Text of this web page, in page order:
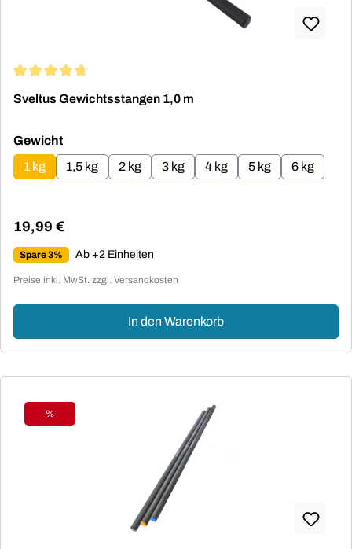
Sveltus Gewichtsstangen 1,0 m
Gewichtauswählen
1 kg
1,5 kg 2 kg 3 kg 4 kg 5 kg 6 kg
Regulärer Preis:
19,99 €
Spare 3% Ab +2 Einheiten
Preise inkl. MwSt. zzgl. Versandkosten
In den Warenkorb
Rabatt
%